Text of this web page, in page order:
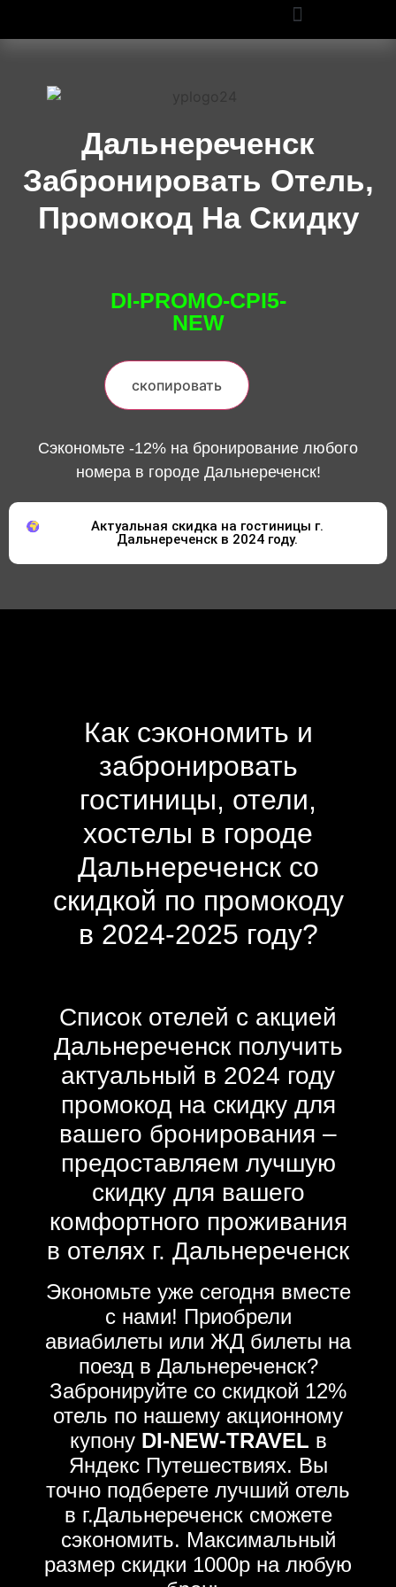
Дальнереченск
Забронировать Отель,
Промокод На Скидку
DI-PROMO-CPI5-
NEW
скопировать
Сэкономьте -12% на бронирование любого
номера в городе Дальнереченск!
Актуальная скидка на гостиницы г.
Дальнереченск в 2024 году.
Как сэкономить и
забронировать
гостиницы, отели,
хостелы в городе
Дальнереченск со
скидкой по промокоду
в 2024-2025 году?
Список отелей с акцией
Дальнереченск получить
актуальный в 2024 году
промокод на скидку для
вашего бронирования –
предоставляем лучшую
скидку для вашего
комфортного проживания
в отелях г. Дальнереченск
Экономьте уже сегодня вместе
с нами! Приобрели
авиабилеты или ЖД билеты на
поезд в Дальнереченск?
Забронируйте со скидкой 12%
отель по нашему акционному
купону DI-NEW-TRAVEL в
Яндекс Путешествиях. Вы
точно подберете лучший отель
в г.Дальнереченск сможете
сэкономить. Максимальный
размер скидки 1000р на любую